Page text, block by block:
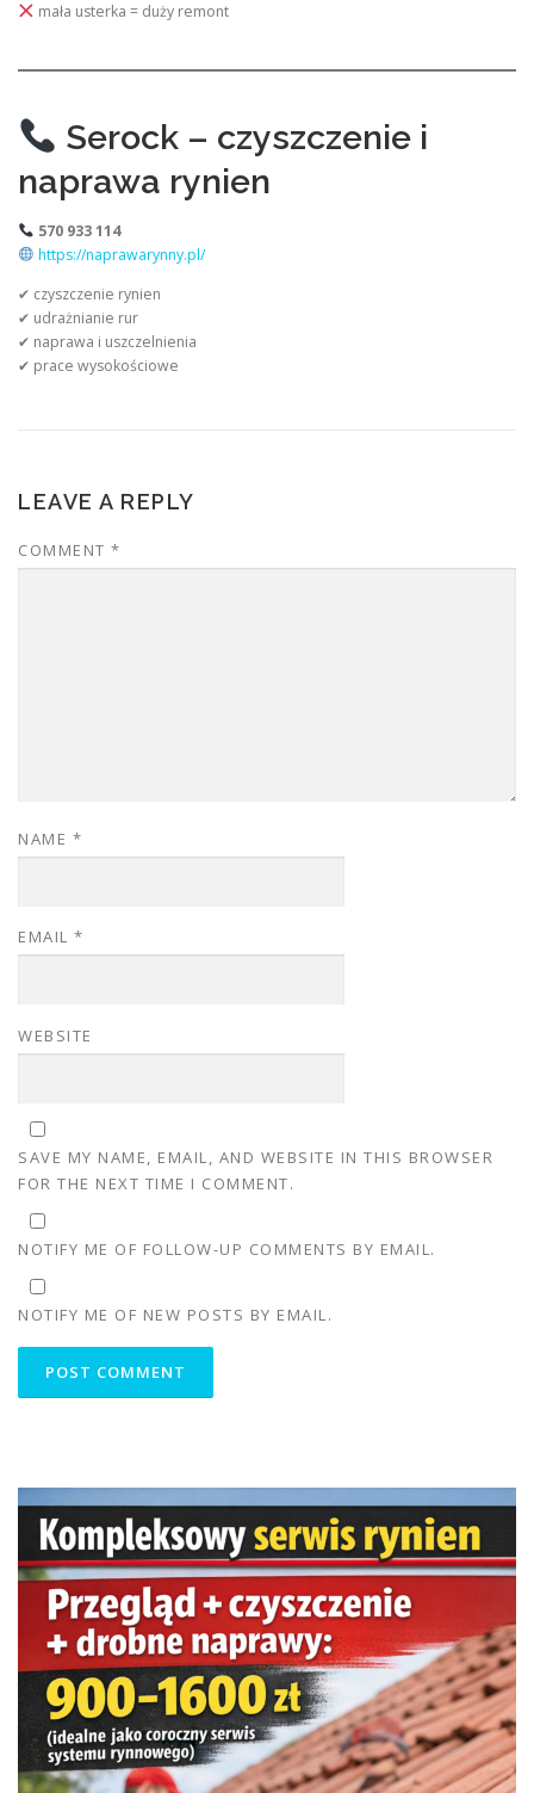
mała usterka = duży remont
Serock – czyszczenie i
naprawa rynien
570 933 114
https://naprawarynny.pl/
✔ czyszczenie rynien
✔ udrażnianie rur
✔ naprawa i uszczelnienia
✔ prace wysokościowe
LEAVE A REPLY
COMMENT *
NAME *
EMAIL *
WEBSITE
SAVE MY NAME, EMAIL, AND WEBSITE IN THIS BROWSER
FOR THE NEXT TIME I COMMENT.
NOTIFY ME OF FOLLOW-UP COMMENTS BY EMAIL.
NOTIFY ME OF NEW POSTS BY EMAIL.